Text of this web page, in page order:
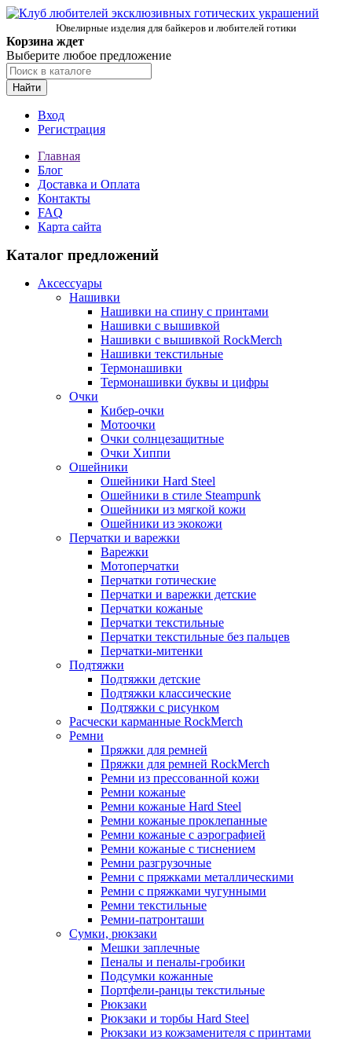
Ювелирные изделия для байкеров и любителей готики
Корзина ждет
Выберите любое предложение
Найти
Вход
Регистрация
Главная
Блог
Доставка и Оплата
Контакты
FAQ
Карта сайта
Каталог предложений
Аксессуары
Нашивки
Нашивки на спину с принтами
Нашивки с вышивкой
Нашивки с вышивкой RockMerch
Нашивки текстильные
Термонашивки
Термонашивки буквы и цифры
Очки
Кибер-очки
Мотоочки
Очки солнцезащитные
Очки Хиппи
Ошейники
Ошейники Hard Steel
Ошейники в стиле Steampunk
Ошейники из мягкой кожи
Ошейники из экокожи
Перчатки и варежки
Варежки
Мотоперчатки
Перчатки готические
Перчатки и варежки детские
Перчатки кожаные
Перчатки текстильные
Перчатки текстильные без пальцев
Перчатки-митенки
Подтяжки
Подтяжки детские
Подтяжки классические
Подтяжки с рисунком
Расчески карманные RockMerch
Ремни
Пряжки для ремней
Пряжки для ремней RockMerch
Ремни из прессованной кожи
Ремни кожаные
Ремни кожаные Hard Steel
Ремни кожаные проклепанные
Ремни кожаные с аэрографией
Ремни кожаные с тиснением
Ремни разгрузочные
Ремни с пряжками металлическими
Ремни с пряжками чугунными
Ремни текстильные
Ремни-патронташи
Сумки, рюкзаки
Мешки заплечные
Пеналы и пеналы-гробики
Подсумки кожанные
Портфели-ранцы текстильные
Рюкзаки
Рюкзаки и торбы Hard Steel
Рюкзаки из кожзаменителя с принтами